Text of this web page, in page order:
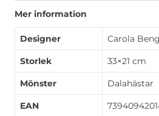
Mer information
Designer Carola
Storlek 33×21 cm
Mönster Dalahästar
EAN